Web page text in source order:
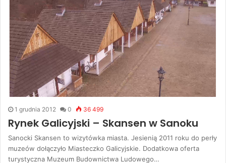
1 grudnia 2012 0 36 499
Rynek Galicyjski – Skansen w Sanoku
Sanocki Skansen to wizytówka miasta. Jesienią 2011 roku do perły
muzeów dołączyło Miasteczko Galicyjskie. Dodatkowa oferta
turystyczna Muzeum Budownictwa Ludowego…